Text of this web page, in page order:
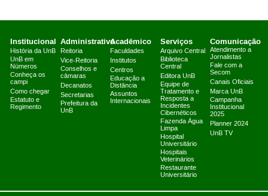
Institucional
História da UnB
UnB em
Números
Conheça os
campi
Como chegar
Estatuto e
Regimento
Administrativo
Reitoria
Vice-Reitoria
Conselhos e
câmaras
Decanatos
Secretarias
Prefeitura da
UnB
Acadêmico
Faculdades
Institutos
Centros
Educação a
Distância
Assuntos
Internacionais
Serviços
Arquivo Central
Biblioteca
Central
Editora UnB
Equipe de
Tratamento e
Resposta a
Incidentes
Cibernéticos
Fazenda Água
Limpa
Hospital
Universitário
Hospitais
Veterinários
Restaurante
Universitário
Comunicação
Atendimento a
Jornalistas
Fale com a
Secom
Canais Oficiais
Marca UnB
Campanha
Institucional
2025
Planner 2024
UnB TV